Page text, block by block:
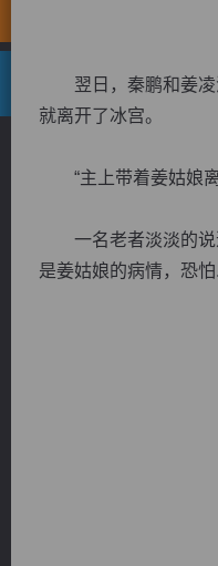
翌日，秦鹏和姜凌
就离开了冰宫。
“主上带着姜姑娘离
一名老者淡淡的说道
是姜姑娘的病情，恐怕